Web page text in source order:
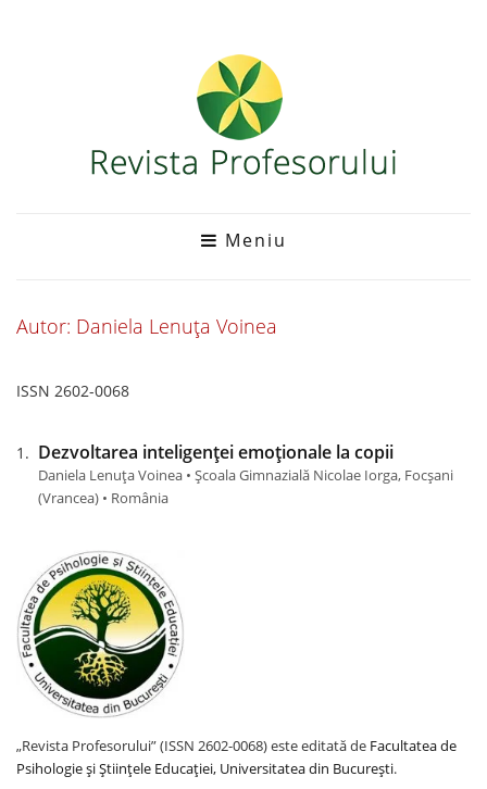
Meniu
Autor: Daniela Lenuța Voinea
ISSN 2602-0068
Dezvoltarea inteligenței emoționale la copii
Daniela Lenuța Voinea • Școala Gimnazială Nicolae Iorga, Focșani
(Vrancea) • România
„Revista Profesorului” (ISSN 2602-0068) este editată de Facultatea de
Psihologie și Științele Educației, Universitatea din București.